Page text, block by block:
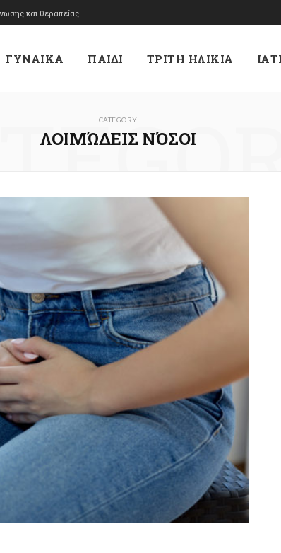
και θεραπείας
ΓΥΝΑΙΚΑ ΠΑΙΔΙ ΤΡΙΤΗ ΗΛΙΚΙΑ
CATEGORY
ΛΟΙΜΏΔΕΙΣ ΝΌΣΟΙ